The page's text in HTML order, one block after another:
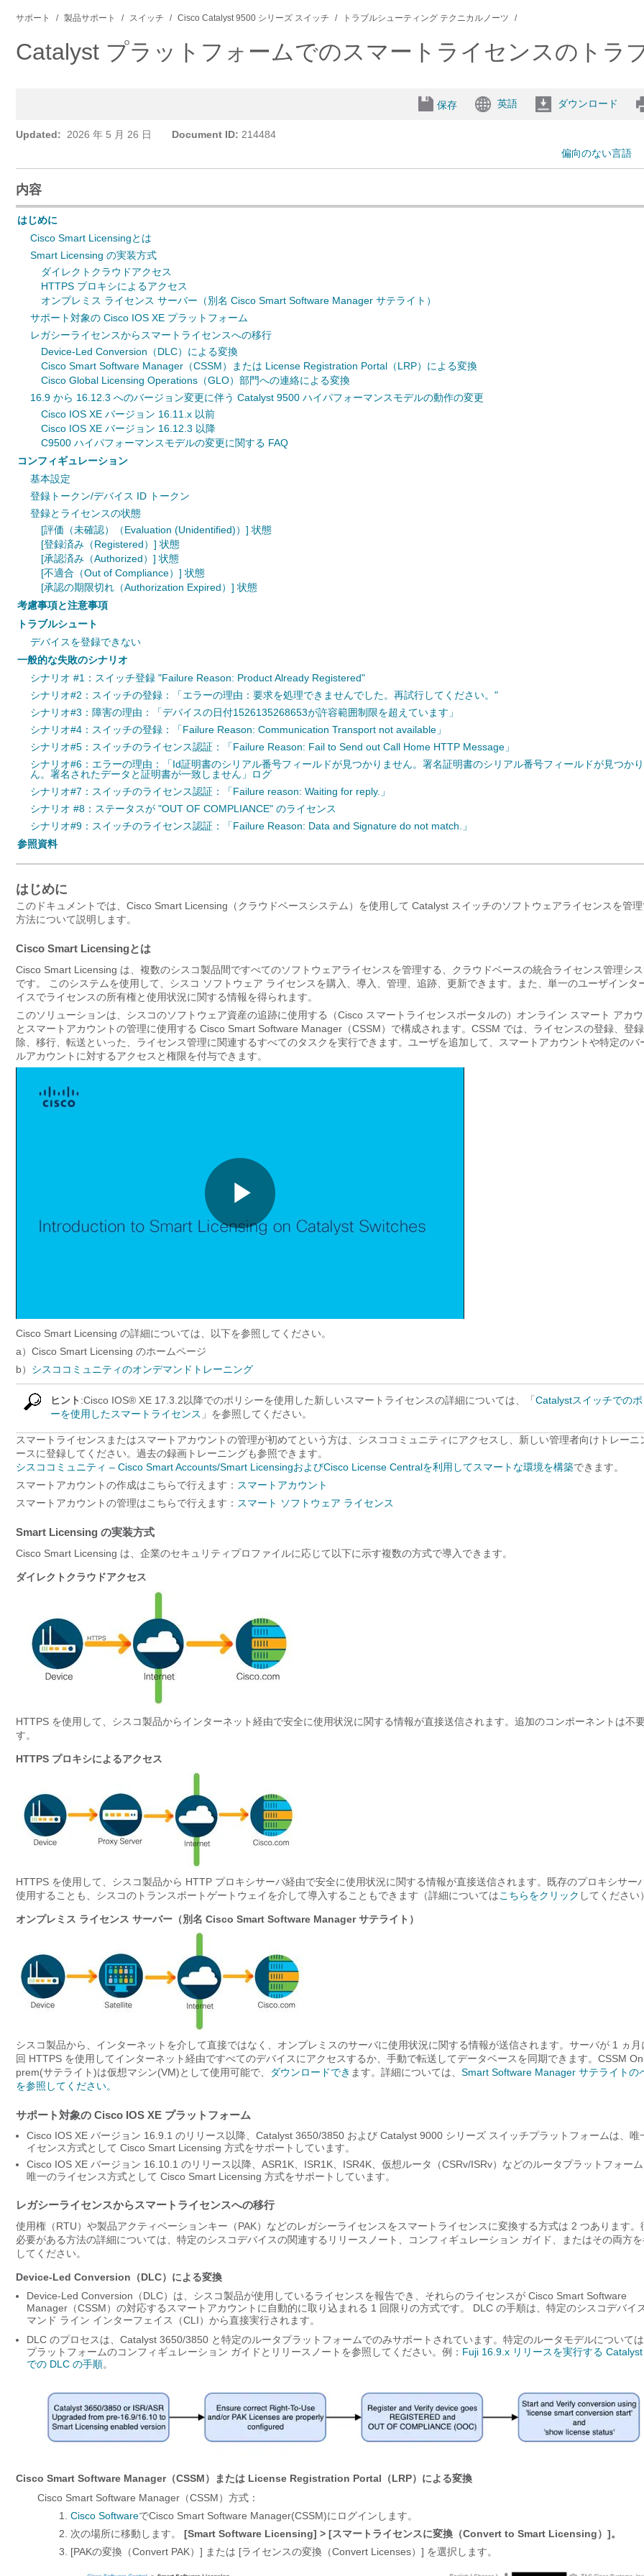
サポート 製品サポート スイッチ Cisco Catalyst 9500 シリーズ スイッチ トラブルシューティング テクニカルノーツ
Catalyst プラットフォームでのスマートライセンスのトラ
保存 英語 ダウンロード
Updated: 2026 年 5 月 26 日 Document ID: 214484
偏向のない言語
内容
はじめに
Cisco Smart Licensingとは
Smart Licensing の実装方式
ダイレクトクラウドアクセス
HTTPS プロキシによるアクセス
オンプレミス ライセンス サーバー（別名 Cisco Smart Software Manager サテライト）
サポート対象の Cisco IOS XE プラットフォーム
レガシーライセンスからスマートライセンスへの移行
Device‐Led Conversion（DLC）による変換
Cisco Smart Software Manager（CSSM）または License Registration Portal（LRP）による変換
Cisco Global Licensing Operations（GLO）部門への連絡による変換
16.9 から 16.12.3 へのバージョン変更に伴う Catalyst 9500 ハイパフォーマンスモデルの動作の変更
Cisco IOS XE バージョン 16.11.x 以前
Cisco IOS XE バージョン 16.12.3 以降
C9500 ハイパフォーマンスモデルの変更に関する FAQ
コンフィギュレーション
基本設定
登録トークン/デバイス ID トークン
登録とライセンスの状態
[評価（未確認）（Evaluation (Unidentified)）] 状態
[登録済み（Registered）] 状態
[承認済み（Authorized）] 状態
[不適合（Out of Compliance）] 状態
[承認の期限切れ（Authorization Expired）] 状態
考慮事項と注意事項
トラブルシュート
デバイスを登録できない
一般的な失敗のシナリオ
シナリオ #1：スイッチ登録 "Failure Reason: Product Already Registered"
シナリオ#2：スイッチの登録：「エラーの理由：要求を処理できませんでした。再試行してください。"
シナリオ#3：障害の理由：「デバイスの日付1526135268653が許容範囲制限を超えています」
シナリオ#4：スイッチの登録：「Failure Reason: Communication Transport not available」
シナリオ#5：スイッチのライセンス認証：「Failure Reason: Fail to Send out Call Home HTTP Message」
シナリオ#6：エラーの理由：「Id証明書のシリアル番号フィールドが見つかりません。署名証明書のシリアル番号フィールドが見つか
ん。署名されたデータと証明書が一致しません」ログ
シナリオ#7：スイッチのライセンス認証：「Failure reason: Waiting for reply.」
シナリオ #8：ステータスが "OUT OF COMPLIANCE" のライセンス
シナリオ#9：スイッチのライセンス認証：「Failure Reason: Data and Signature do not match.」
参照資料
はじめに
このドキュメントでは、Cisco Smart Licensing（クラウドベースシステム）を使用して Catalyst スイッチのソフトウェアライセンスを管理
方法について説明します。
Cisco Smart Licensingとは
Cisco Smart Licensing は、複数のシスコ製品間ですべてのソフトウェアライセンスを管理する、クラウドベースの統合ライセンス管理シス
です。 このシステムを使用して、シスコ ソフトウェア ライセンスを購入、導入、管理、追跡、更新できます。また、単一のユーザインタ
イスでライセンスの所有権と使用状況に関する情報を得られます。
このソリューションは、シスコのソフトウェア資産の追跡に使用する（Cisco スマートライセンスポータルの）オンライン スマート アカウ
とスマートアカウントの管理に使用する Cisco Smart Software Manager（CSSM）で構成されます。CSSM では、ライセンスの登録、登
除、移行、転送といった、ライセンス管理に関連するすべてのタスクを実行できます。ユーザを追加して、スマートアカウントや特定のバ
ルアカウントに対するアクセスと権限を付与できます。
Cisco Smart Licensing の詳細については、以下を参照してください。
a）Cisco Smart Licensing のホームページ
b） シスココミュニティのオンデマンドトレーニング
ヒント :Cisco IOS® XE 17.3.2以降でのポリシーを使用した新しいスマートライセンスの詳細については、「 Catalystスイッチでのポ
ーを使用したスマートライセンス 」を参照してください。
スマートライセンスまたはスマートアカウントの管理が初めてという方は、シスココミュニティにアクセスし、新しい管理者向けトレーニ
ースに登録してください。過去の録画トレーニングも参照できます。
シスココミュニティ – Cisco Smart Accounts/Smart LicensingおよびCisco License Centralを利用してスマートな環境を構築できます。
スマートアカウントの作成はこちらで行えます： スマートアカウント
スマートアカウントの管理はこちらで行えます： スマート ソフトウェア ライセンス
Smart Licensing の実装方式
Cisco Smart Licensing は、企業のセキュリティプロファイルに応じて以下に示す複数の方式で導入できます。
ダイレクトクラウドアクセス
HTTPS を使用して、シスコ製品からインターネット経由で安全に使用状況に関する情報が直接送信されます。追加のコンポーネントは不
す。
HTTPS プロキシによるアクセス
HTTPS を使用して、シスコ製品から HTTP プロキシサーバ経由で安全に使用状況に関する情報が直接送信されます。既存のプロキシサー
使用することも、シスコのトランスポートゲートウェイを介して導入することもできます（詳細についてはこちらをクリック してください
オンプレミス ライセンス サーバー（別名 Cisco Smart Software Manager サテライト）
シスコ製品から、インターネットを介して直接ではなく、オンプレミスのサーバに使用状況に関する情報が送信されます。サーバが 1 ヵ月
回 HTTPS を使用してインターネット経由ですべてのデバイスにアクセスするか、手動で転送してデータベースを同期できます。CSSM
prem(サテライト)は仮想マシン(VM)として使用可能で、
ダウンロードでき ます。詳細については、 Smart Software Manager サテライトの
を参照してください。
サポート対象の Cisco IOS XE プラットフォーム
Cisco IOS XE バージョン 16.9.1 のリリース以降、Catalyst 3650/3850 および Catalyst 9000 シリーズ スイッチプラットフォームは、唯
イセンス方式として Cisco Smart Licensing 方式をサポートしています。
Cisco IOS XE バージョン 16.10.1 のリリース以降、ASR1K、ISR1K、ISR4K、仮想ルータ（CSRv/ISRv）などのルータプラットフォーム
唯一のライセンス方式として Cisco Smart Licensing 方式をサポートしています。
レガシーライセンスからスマートライセンスへの移行
使用権（RTU）や製品アクティベーションキー（PAK）などのレガシーライセンスをスマートライセンスに変換する方式は 2 つあります。
必要がある方法の詳細については、特定のシスコデバイスの関連するリリースノート、コンフィギュレーション ガイド、またはその両方を
してください。
Device‐Led Conversion（DLC）による変換
Device‐Led Conversion（DLC）は、シスコ製品が使用しているライセンスを報告でき、それらのライセンスが Cisco Smart Software
Manager（CSSM）の対応するスマートアカウントに自動的に取り込まれる 1 回限りの方式です。 DLC の手順は、特定のシスコデバイ
マンド ライン インターフェイス（CLI）から直接実行されます。
DLC のプロセスは、Catalyst 3650/3850 と特定のルータプラットフォームでのみサポートされています。特定のルータモデルについて
プラットフォームのコンフィギュレーション ガイドとリリースノートを参照してください。例： Fuji 16.9.x リリースを実行する
での DLC の手順。
Cisco Smart Software Manager（CSSM）または License Registration Portal（LRP）による変換
Cisco Smart Software Manager（CSSM）方式：
1. Cisco SoftwareでCisco Smart Software Manager(CSSM)にログインします。
2. 次の場所に移動します。 [Smart Software Licensing] > [スマートライセンスに変換（Convert to Smart Licensing）]。
3. [PAKの変換（Convert PAK）] または [ライセンスの変換（Convert Licenses）] を選択します。